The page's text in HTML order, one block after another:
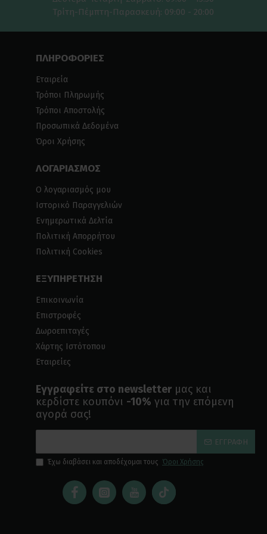
Τρίτη-Πέμπτη-Παρασκευή: 09:00 - 20:00
ΠΛΗΡΟΦΟΡΙΕΣ
Εταιρεία
Τρόποι Πληρωμής
Τρόποι Αποστολής
Προσωπικά Δεδομένα
Όροι Χρήσης
ΛΟΓΑΡΙΑΣΜΟΣ
Ο λογαριασμός μου
Ιστορικό Παραγγελιών
Ενημερωτικά Δελτία
Πολιτική Απορρήτου
Πολιτική Cookies
ΕΞΥΠΗΡΕΤΗΣΗ
Επικοινωνία
Επιστροφές
Δωροεπιταγές
Χάρτης Ιστότοπου
Εταιρείες
Εγγραφείτε στο newsletter μας και
κερδίστε κουπόνι -10% για την επόμενη
αγορά σας!
ΕΓΓΡΑΦΉ
Έχω διαβάσει και αποδέχομαι τους Όροι Χρήσης